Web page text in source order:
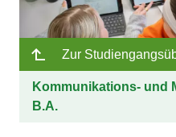
Zur
Kommunikations- und
B.A.